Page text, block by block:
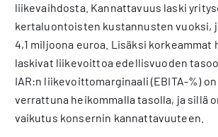
liikevaihdosta. Kannattavuus laski
kertaluontoisten kustannusten vuoksi,
4,1 miljoona euroa. Lisäksi
laskivat liikevoittoa edellisvuoden
IAR:n liikevoittomarginaali (EBITA-%)
verrattuna heikommalla tasolla, ja sillä
vaikutus konsernin kannattavuuteen.